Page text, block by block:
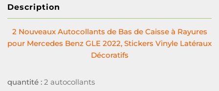
Description
2 Nouveaux Autocollants de Bas de Caisse à Rayures
pour Mercedes Benz GLE 2022, Stickers Vinyle Latéraux
Décoratifs
quantité : 2 autocollants